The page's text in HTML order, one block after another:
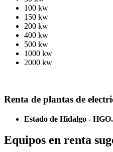
100 kw
150 kw
200 kw
400 kw
500 kw
1000 kw
2000 kw
Renta de plantas de
Estado de Hidalgo -
Equipos en renta